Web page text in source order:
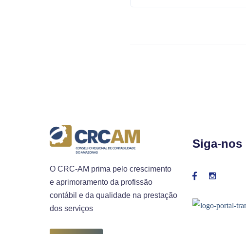
O CRC-AM prima pelo crescimento
e aprimoramento da profissão
contábil e da qualidade na prestação
dos serviços
Siga-nos